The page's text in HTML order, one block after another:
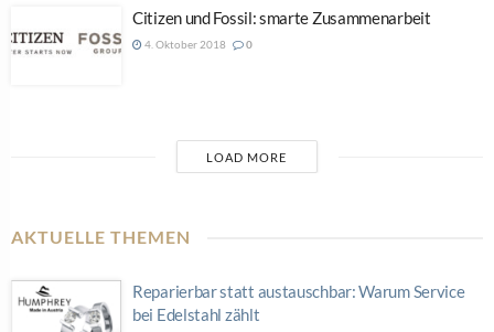
Citizen und Fossil: smarte Zusammenarbeit
4. Oktober 2018 0
LOAD MORE
AKTUELLE THEMEN
Reparierbar statt austauschbar: Warum Service
bei Edelstahl zählt